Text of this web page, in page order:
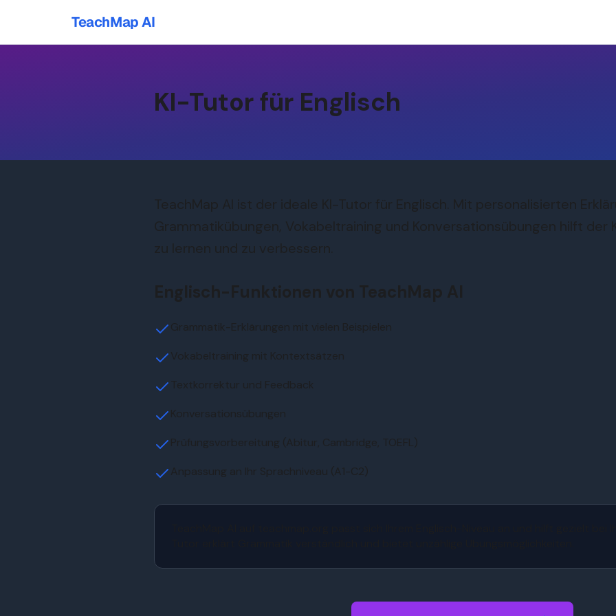
TeachMap AI
KI-Tutor für Englisch
TeachMap AI ist der ideale KI-Tutor für Englisch. Mit personalisierten
Grammatikübungen, Vokabeltraining und Konversationsübungen hilft der
zu lernen und zu verbessern.
Englisch-Funktionen von TeachMap AI
Grammatik-Erklärungen mit vielen Beispielen
Vokabeltraining mit Kontextsätzen
Textkorrektur und Feedback
Konversationsübungen
Prüfungsvorbereitung (Abitur, Cambridge, TOEFL)
Anpassung an Ihr Sprachniveau (A1-C2)